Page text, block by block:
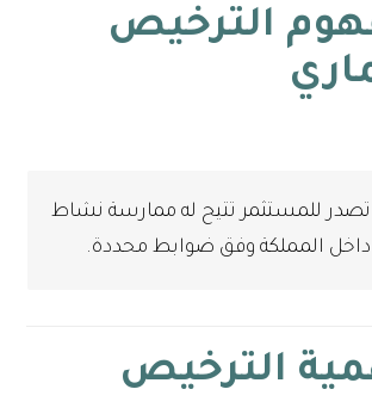
الترخيص
للمستثمر تتيح له ممارسة نشاط
المملكة وفق ضوابط محددة.
الترخيص